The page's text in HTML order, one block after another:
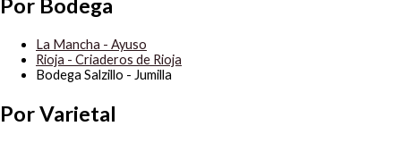
Por Bodega
La Mancha - Ayuso
Rioja - Criaderos de Rioja
Bodega Salzillo - Jumilla
Por Varietal